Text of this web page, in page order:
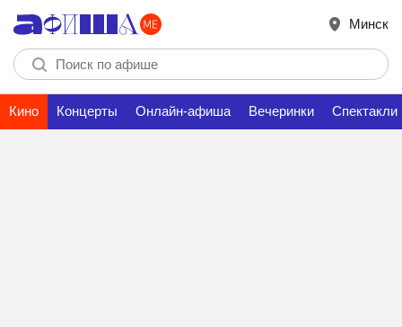
Минск
Кино Концерты Онлайн-афиша Вечеринки Спектакли